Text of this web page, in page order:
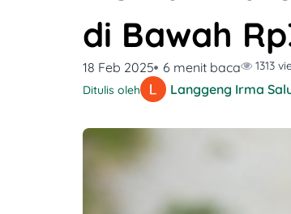
di Bawah
18 Feb 2025 6 menit baca
1313
Ditulis oleh